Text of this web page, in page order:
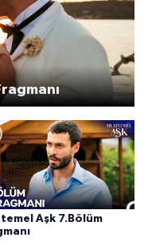
Aşk 7.Bölüm